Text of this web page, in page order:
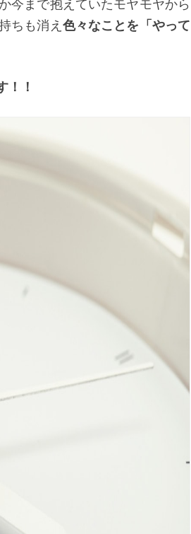
今まで抱えていたモヤモヤから
ちも消え 色々なことを「やって
！！